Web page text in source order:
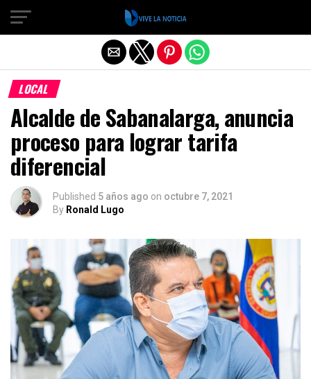
LOCAL
Alcalde de Sabanalarga, anuncia
proceso para lograr tarifa
diferencial
Published 5 años ago on octubre 7, 2021
By Ronald Lugo
Salir de la versión móvil